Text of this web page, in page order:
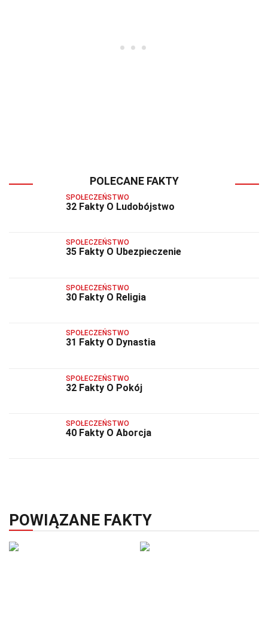
POLECANE FAKTY
SPOŁECZEŃSTWO
32 Fakty O Ludobójstwo
SPOŁECZEŃSTWO
35 Fakty O Ubezpieczenie
SPOŁECZEŃSTWO
30 Fakty O Religia
SPOŁECZEŃSTWO
31 Fakty O Dynastia
SPOŁECZEŃSTWO
32 Fakty O Pokój
SPOŁECZEŃSTWO
40 Fakty O Aborcja
POWIĄZANE FAKTY